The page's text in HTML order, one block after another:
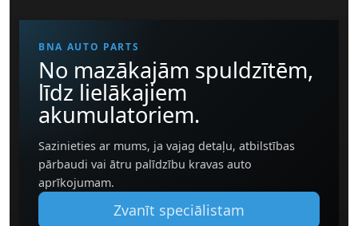
BNA AUTO PARTS
No mazākajām spuldzītēm,
līdz lielākajiem
akumulatoriem.
Sazinieties ar mums, ja vajag detaļu, atbilstības
pārbaudi vai ātru palīdzību kravas auto
aprīkojumam.
Zvanīt speciālistam